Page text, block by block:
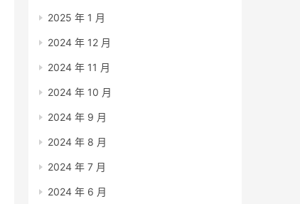
2025 年 1 月
2024 年 12 月
2024 年 11 月
2024 年 10 月
2024 年 9 月
2024 年 8 月
2024 年 7 月
2024 年 6 月